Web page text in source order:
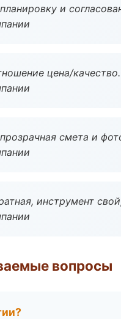
и
цена/
смета и
инструмент
вопросы